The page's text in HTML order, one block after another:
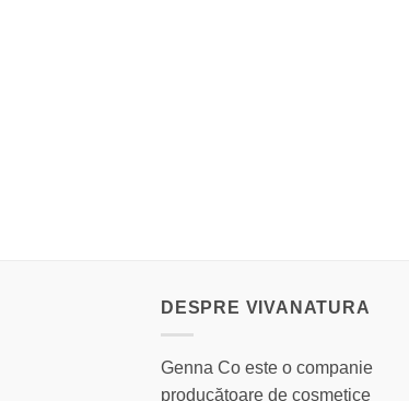
DESPRE VIVANATURA
Genna Co este o companie
producătoare de cosmetice